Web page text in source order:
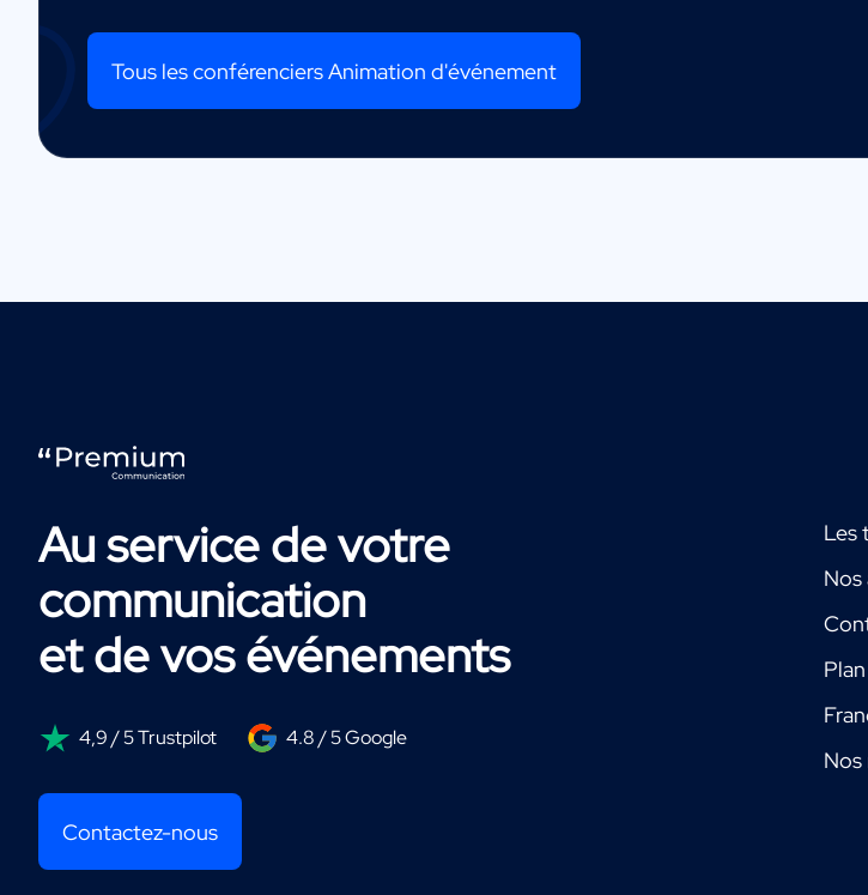
Tous les conférenciers Animation d'événement
Au service de votre
communication
et de vos événements
4,9 / 5 Trustpilot 4.8 / 5 Google
Contactez-nous
Les
Nos